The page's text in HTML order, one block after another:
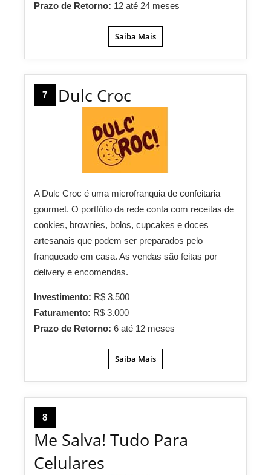
Prazo de Retorno: 12 até 24 meses
Saiba Mais
7 Dulc Croc
A Dulc Croc é uma microfranquia de confeitaria
gourmet. O portfólio da rede conta com receitas de
cookies, brownies, bolos, cupcakes e doces
artesanais que podem ser preparados pelo
franqueado em casa. As vendas são feitas por
delivery e encomendas.
Investimento: R$ 3.500
Faturamento: R$ 3.000
Prazo de Retorno: 6 até 12 meses
Saiba Mais
8
Me Salva! Tudo Para
Celulares